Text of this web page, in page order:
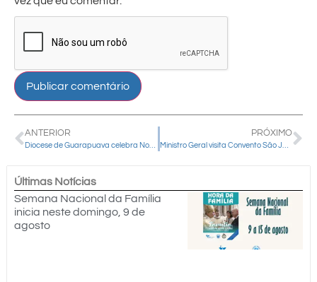
ANTERIOR
Diocese de Guarapuava celebra Nossa Senhora Aparecida neste domingo
PRÓXIMO
Ministro Geral visita Convento São José
Últimas Notícias
Semana Nacional da Família
inicia neste domingo, 9 de
agosto